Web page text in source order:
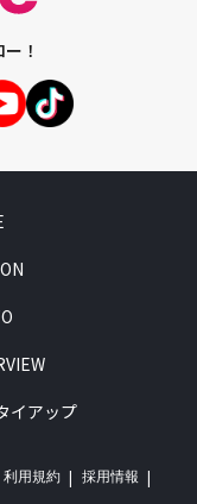
！
イアップ
利用規約 採用情報